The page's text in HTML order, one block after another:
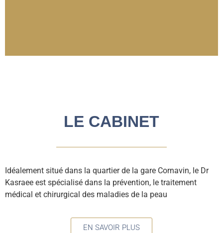
LE CABINET
Idéalement situé dans la quartier de la gare Cornavin, le Dr
Kasraee est spécialisé dans la prévention, le traitement
médical et chirurgical des maladies de la peau
EN SAVOIR PLUS